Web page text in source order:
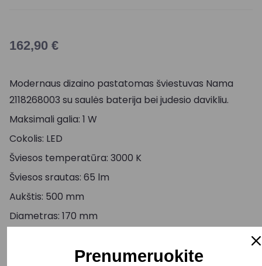
162,90 €
Modernaus dizaino pastatomas šviestuvas Nama
2118268003 su saulės baterija bei judesio davikliu.
Maksimali galia: 1 W
Cokolis: LED
Šviesos temperatūra: 3000 K
Šviesos srautas: 65 lm
Aukštis: 500 mm
Diametras: 170 mm
Judesio daviklis: YraPrenumeruokite